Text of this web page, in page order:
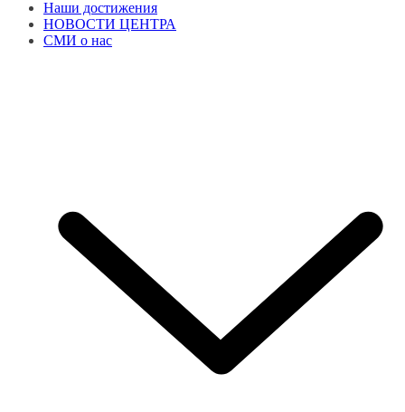
Наши достижения
НОВОСТИ ЦЕНТРА
СМИ о нас